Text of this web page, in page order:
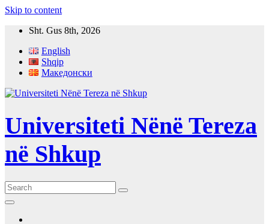
Skip to content
Sht. Gus 8th, 2026
English
Shqip
Македонски
Universiteti Nënë Tereza
në Shkup